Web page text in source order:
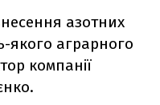
азотних
якого аграрного
компанії